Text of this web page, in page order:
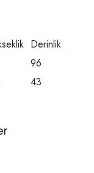
Derinlik
96
43